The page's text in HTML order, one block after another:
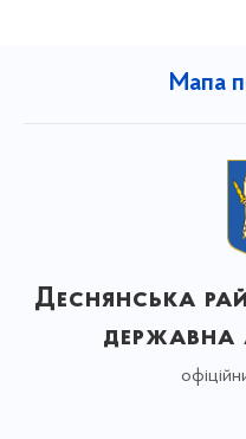
Мапа
Деснянська
державна